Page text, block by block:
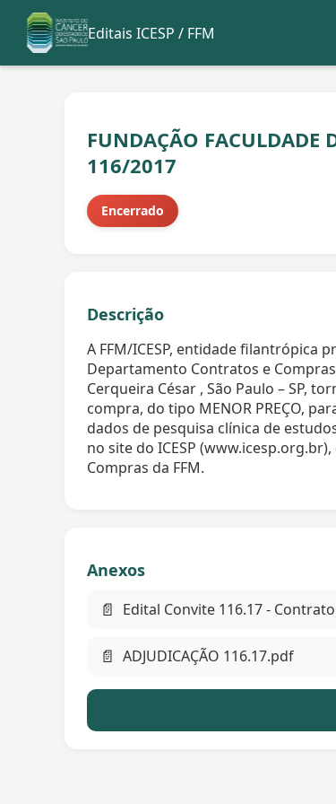
Editais ICESP / FFM
FUNDAÇÃO FACULDADE
116/2017
Encerrado
Descrição
A FFM/ICESP, entidade filantrópica
Departamento Contratos e
Cerqueira César , São Paulo – SP,
compra, do tipo MENOR PREÇO,
dados de pesquisa clínica de
no site do ICESP
Compras da FFM.
Anexos
📄 Edital Convite 116.17 - Contrato
📄 ADJUDICAÇÃO 116.17.pdf